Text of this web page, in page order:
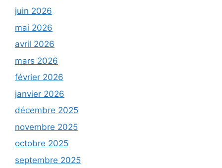
juin 2026
mai 2026
avril 2026
mars 2026
février 2026
janvier 2026
décembre 2025
novembre 2025
octobre 2025
septembre 2025